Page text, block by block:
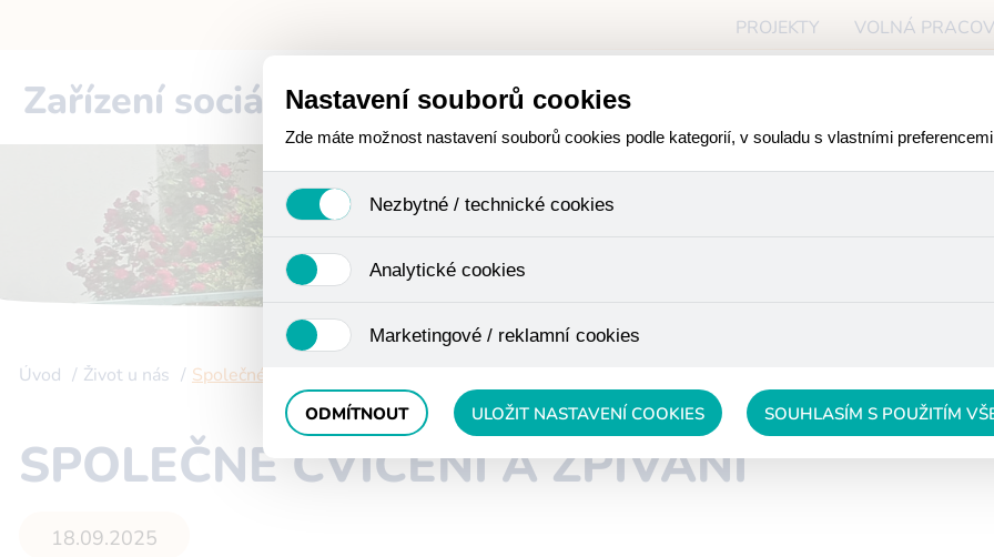
Zařízení sociální péčeChoceň
PROJEKTY VOLNÁ
Úvod Život u nás Společné cvičení a zpívání
SPOLEČNÉ CVIČENÍ A ZPÍVÁNÍ
18.09.2025
Nastavení souborů cookies
Zde máte možnost nastavení souborů cookies podle kategorií, v souladu s vlastními
Nezbytné / technické cookies
funkcí. Používají se mimo jiné k ukládání produktů v nákupním košíku, ovládání filtrů a
Analytické cookies
anonymizaci se již nejedná o osobní údaje, protože anonymizované cookies nelze
Marketingové / reklamní cookies
ODMÍTNOUT ULOŽIT NASTAVENÍ COOKIES SOUHLASÍM S POUŽITÍM